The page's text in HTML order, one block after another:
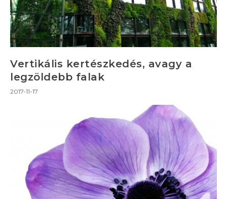
Vertikális kertészkedés, avagy a
legzöldebb falak
2017-11-17